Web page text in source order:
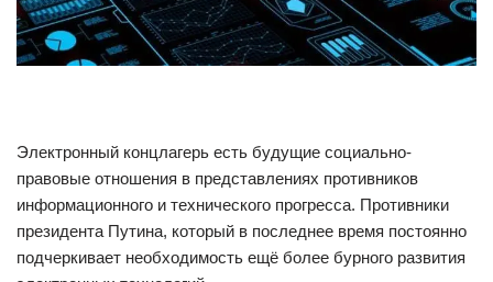
Электронный концлагерь есть будущие социально-
правовые отношения в представлениях противников
информационного и технического прогресса. Противники
президента Путина, который в последнее время постоянно
подчеркивает необходимость ещё более бурного развития